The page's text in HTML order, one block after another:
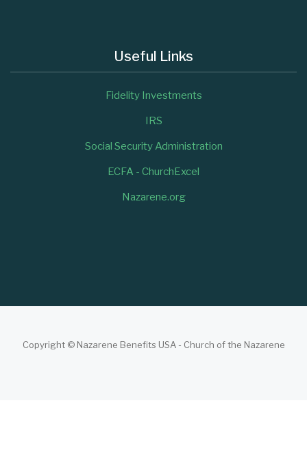
Useful Links
Fidelity Investments
IRS
Social Security Administration
ECFA - ChurchExcel
Nazarene.org
Copyright © Nazarene Benefits USA - Church of the Nazarene